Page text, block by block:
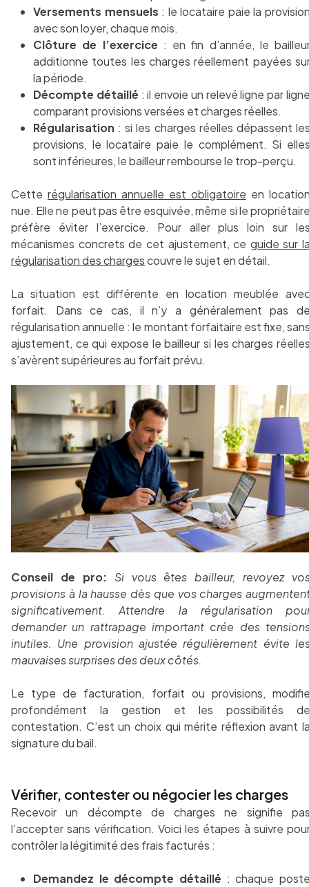
Versements mensuels : le locataire paie la
avec son loyer, chaque mois.
Clôture de l’exercice : en fin d’année, le
additionne toutes les charges réellement payées
la période.
Décompte détaillé : il envoie un relevé ligne par
comparant provisions versées et charges réelles.
Régularisation : si les charges réelles dépassent
provisions, le locataire paie le complément. Si
sont inférieures, le bailleur rembourse le trop-perçu.
Cette régularisation annuelle est obligatoire en
nue. Elle ne peut pas être esquivée, même si le
préfère éviter l’exercice. Pour aller plus loin sur
mécanismes concrets de cet ajustement, ce guide sur
régularisation des chargescouvre le sujet en détail.
La situation est différente en location meublée
forfait. Dans ce cas, il n’y a généralement pas
régularisation annuelle : le montant forfaitaire est fixe,
ajustement, ce qui expose le bailleur si les charges
s’avèrent supérieures au forfait prévu.
Conseil de pro:
Si vous êtes bailleur, revoyez
provisions à la hausse dès que vos charges
significativement. Attendre la régularisation
demander un rattrapage important crée des
inutiles. Une provision ajustée régulièrement évite
mauvaises surprises des deux côtés.
Le type de facturation, forfait ou provisions,
profondément la gestion et les possibilités
contestation. C’est un choix qui mérite réflexion avant
signature du bail.
Vérifier, contester ou négocier les charges
Recevoir un décompte de charges ne signifie
l’accepter sans vérification. Voici les étapes à suivre
contrôler la légitimité des frais facturés :
Demandez le décompte détaillé : chaque